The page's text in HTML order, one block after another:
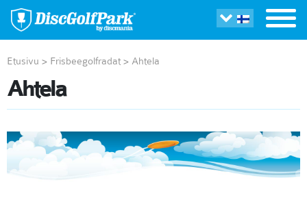
Etusivu > Frisbeegolfradat > Ahtela
Ahtela